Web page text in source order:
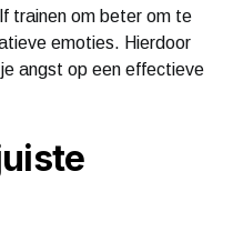
trainen om beter om te
emoties. Hierdoor
angst op een effectieve